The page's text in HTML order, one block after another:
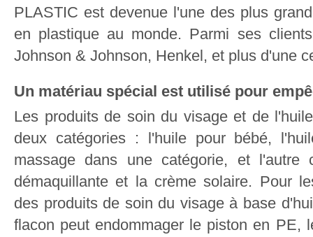
PLASTIC est devenue l'une des plus
en plastique au monde. Parmi ses
Johnson & Johnson, Henkel, et plus d'une
Un matériau spécial est utilisé pour
Les produits de soin du visage et de
deux catégories : l'huile pour bébé,
massage dans une catégorie, et l'autre
démaquillante et la crème solaire. Pour
des produits de soin du visage à base
flacon peut endommager le piston en PE,